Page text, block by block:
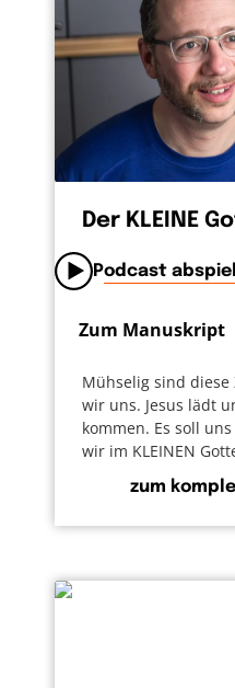
Teufel komm raus,
durchzusetzen. Und
Und wir stürzen uns
Unglück. Das
sorry, das war ein
Anfang, dass sich
kann.
Der KLEINE
Podcast
Zum Manuskript
Mühselig sind
wir uns. Jesus lädt
kommen. Es soll
wir im KLEINEN
zum